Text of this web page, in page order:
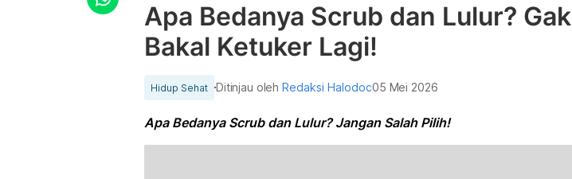
Apa Bedanya Scrub dan Lulur? Gak
Bakal Ketuker Lagi!
Hidup Sehat Ditinjau olehRedaksi Halodoc05 Mei 2026
Apa Bedanya Scrub dan Lulur? Jangan Salah Pilih!